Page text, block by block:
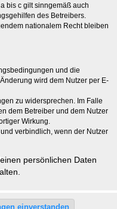
bis c gilt sinngemäß auch
des Betreibers.
nationalem Recht bleiben
und die
wird dem Nutzer per E-
zu widersprechen. Im Falle
dem Betreiber und dem Nutzer
Wirkung.
verbindlich, wenn der Nutzer
persönlichen Daten